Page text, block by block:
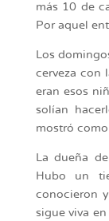
más 10 de
Por aquel
Los
cerveza con
eran esos
solían
mostró como
La dueña
Hubo un
conocieron
sigue viva